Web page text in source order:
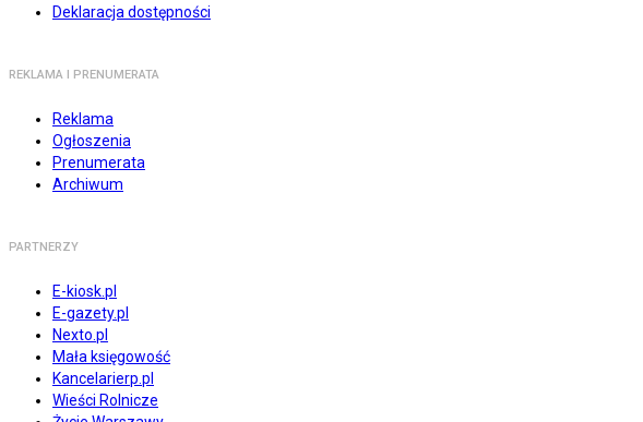
Deklaracja dostępności
REKLAMA I PRENUMERATA
Reklama
Ogłoszenia
Prenumerata
Archiwum
PARTNERZY
E-kiosk.pl
E-gazety.pl
Nexto.pl
Mała księgowość
Kancelarierp.pl
Wieści Rolnicze